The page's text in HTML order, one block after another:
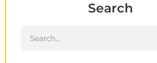
Search